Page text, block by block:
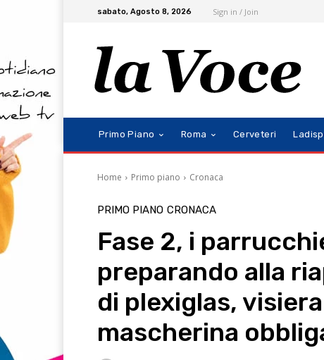
sabato, Agosto 8, 2026 Sign in / Join
Primo Piano Roma Cerveteri
Home Primo piano Cronaca
PRIMO PIANO CRONACA
Fase 2, i
preparando alla
di plexiglas,
mascherina